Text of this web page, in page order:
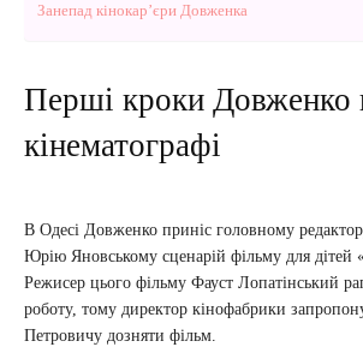
Занепад кінокар’єри Довженка
Перші кроки Довженко
кінематографі
В Одесі Довженко приніс головному
Юрію Яновському сценарій фільму для дітей
Режисер цього фільму Фауст Лопатінський
роботу, тому директор кінофабрики
Петровичу дозняти фільм.